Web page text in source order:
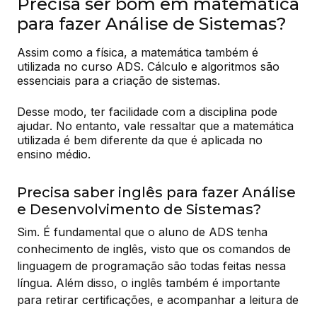
para fazer Análise de Sistemas?
Assim como a física, a matemática também é
utilizada no curso ADS. Cálculo e algoritmos são
essenciais para a criação de sistemas.
Desse modo, ter facilidade com a disciplina pode
ajudar. No entanto, vale ressaltar que a matemática
utilizada é bem diferente da que é aplicada no
ensino médio.
Precisa saber inglês para fazer Análise
e Desenvolvimento de Sistemas?
Sim. É fundamental que o aluno de ADS tenha
conhecimento de inglês, visto que os comandos de
linguagem de programação são todas feitas nessa
língua. Além disso, o inglês também é importante
para retirar certificações, e acompanhar a leitura de